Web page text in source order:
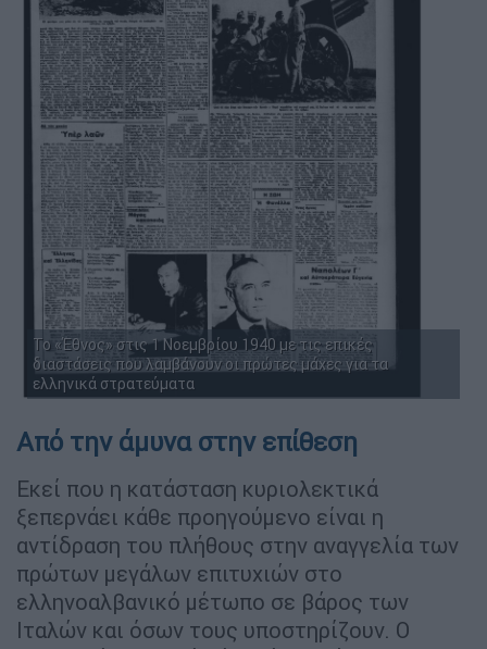
Το «Έθνος» στις 1 Νοεμβρίου 1940 με τις επικές
διαστάσεις που λαμβάνουν οι πρώτες μάχες για τα
ελληνικά στρατεύματα
Από την άμυνα στην επίθεση
Εκεί που η κατάσταση κυριολεκτικά
ξεπερνάει κάθε προηγούμενο είναι η
αντίδραση του πλήθους στην αναγγελία των
πρώτων μεγάλων επιτυχιών στο
ελληνοαλβανικό μέτωπο σε βάρος των
Ιταλών και όσων τους υποστηρίζουν. Ο